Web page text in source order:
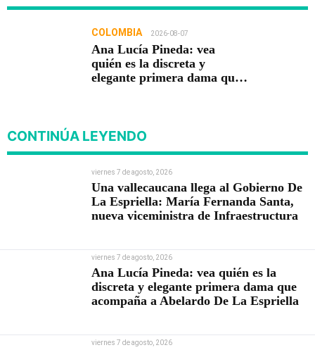
COLOMBIA 2026-08-07
Ana Lucía Pineda: vea
quién es la discreta y
elegante primera dama que
CONTINÚA LEYENDO
viernes 7 de agosto, 2026
Una vallecaucana llega al Gobierno De
La Espriella: María Fernanda Santa,
nueva viceministra de Infraestructura
viernes 7 de agosto, 2026
Ana Lucía Pineda: vea quién es la
discreta y elegante primera dama que
acompaña a Abelardo De La Espriella
viernes 7 de agosto, 2026